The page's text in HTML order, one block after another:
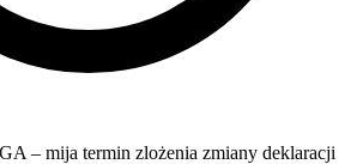
– mija termin zlożenia zmiany deklaracji